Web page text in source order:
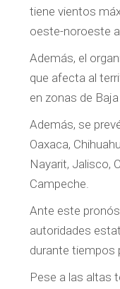
tiene vientos
oeste-noroeste
Además, el
que afecta al
en zonas de
Además, se
Oaxaca,
Nayarit, Jalisco,
Campeche.
Ante este
autoridades
durante tiempos
Pese a las altas